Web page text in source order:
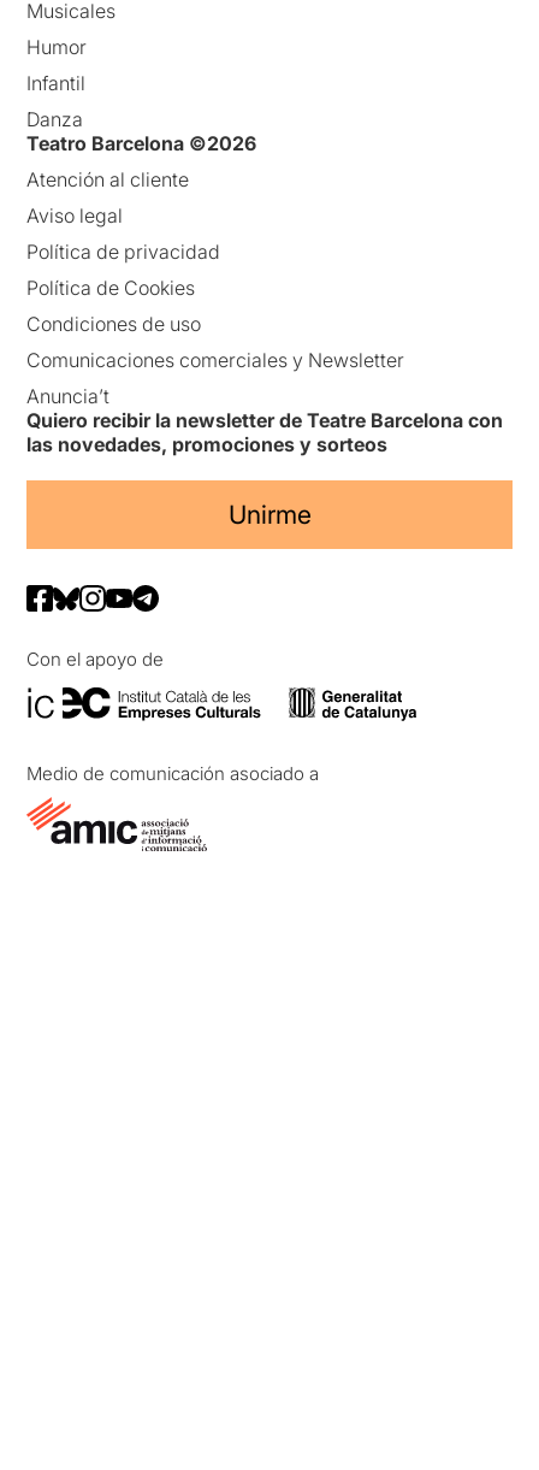
Musicales
Humor
Infantil
Danza
Teatro Barcelona ©2026
Atención al cliente
Aviso legal
Política de privacidad
Política de Cookies
Condiciones de uso
Comunicaciones comerciales y Newsletter
Anuncia’t
Quiero recibir la newsletter de Teatre Barcelona con
las novedades, promociones y sorteos
Unirme
Con el apoyo de
Medio de comunicación asociado a